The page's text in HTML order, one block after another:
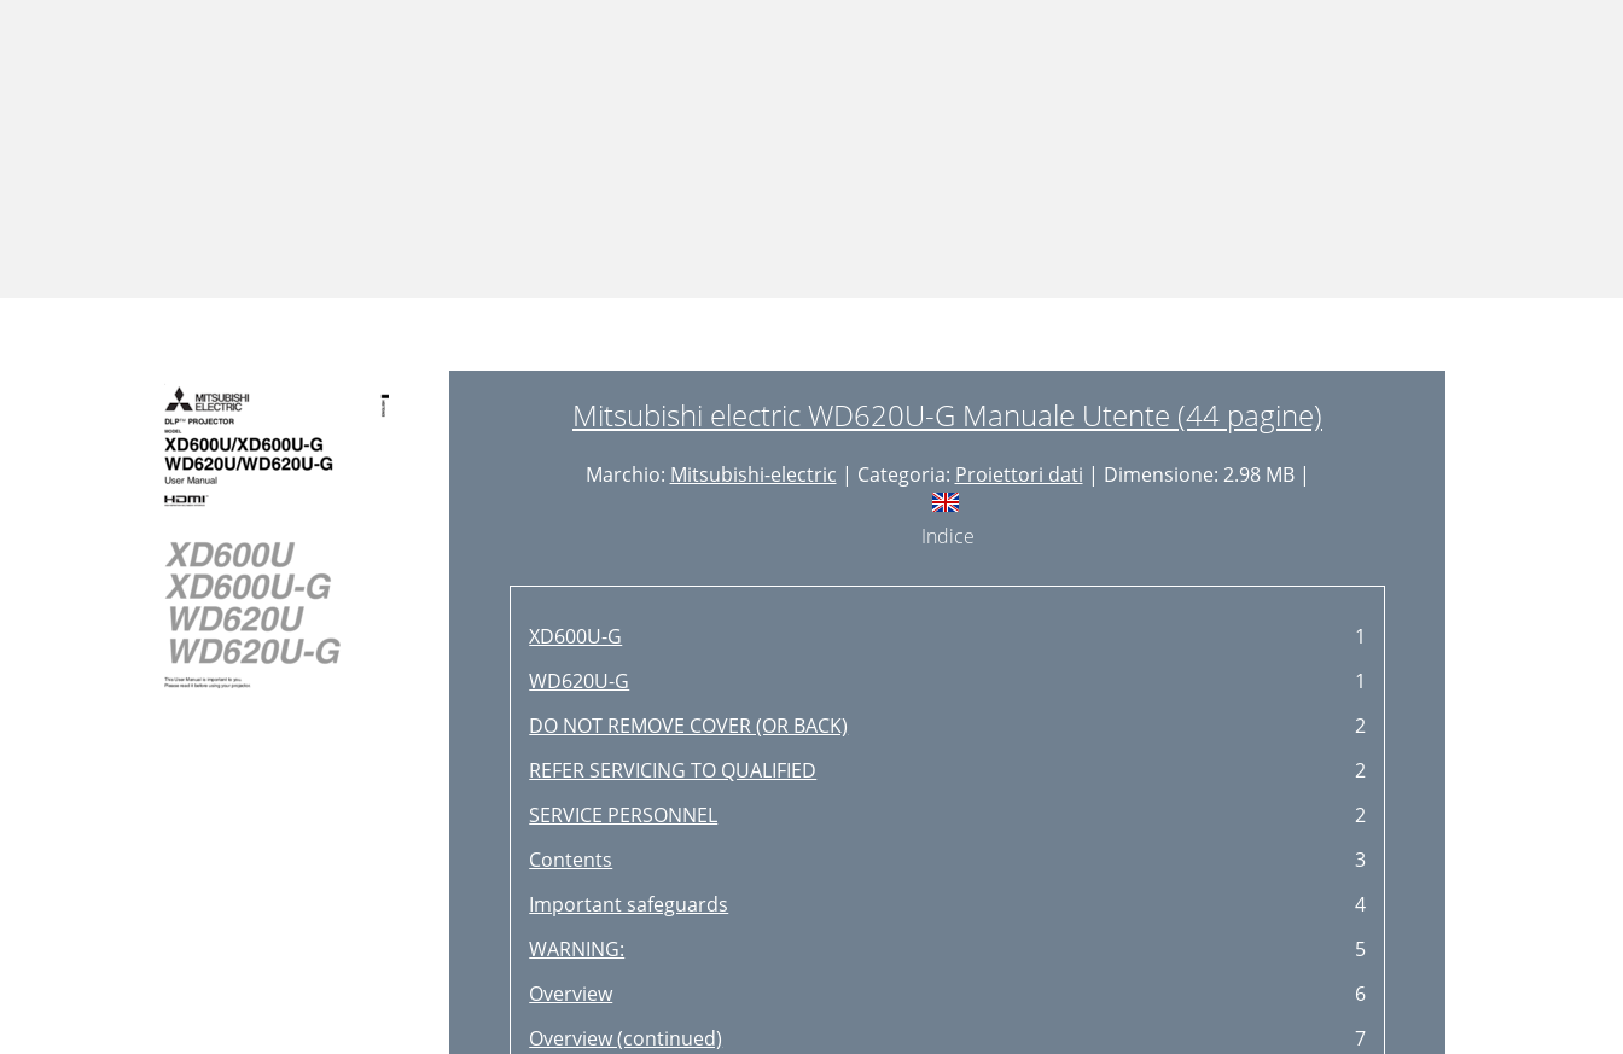
Mitsubishi electric WD620U-G Manuale Utente (44 pagine)
Marchio: Mitsubishi-electric | Categoria: Proiettori dati | Dimensione: 2.98 MB |
Indice
XD600U-G
1
WD620U-G
1
DO NOT REMOVE COVER (OR BACK)
2
REFER SERVICING TO QUALIFIED
2
SERVICE PERSONNEL
2
Contents
3
Important safeguards
4
WARNING:
5
Overview
6
Overview (continued)
7